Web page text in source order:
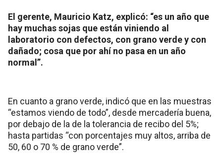
El gerente, Mauricio Katz, explicó: “es un año que
hay muchas sojas que están viniendo al
laboratorio con defectos, con grano verde y con
dañado; cosa que por ahí no pasa en un año
normal”.
En cuanto a grano verde, indicó que en las muestras
“estamos viendo de todo”, desde mercadería buena,
por debajo de la de la tolerancia de recibo del 5%;
hasta partidas “con porcentajes muy altos, arriba de
50, 60 o 70 % de grano verde”.